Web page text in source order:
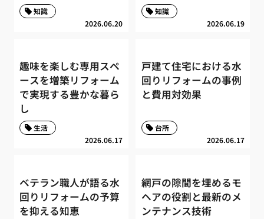
2026.06.20
知識
2026.06.19
知識
趣味を楽しむ専用スペ
ースを増築リフォーム
で実現する豊かな暮ら
し
2026.06.17
生活
戸建て住宅における水
回りリフォームの事例
と費用対効果
2026.06.17
台所
ベテラン職人が語る水
回りリフォームの予算
を抑える知恵
網戸の隙間を埋めるモ
ヘアの役割と最新のメ
ンテナンス技術